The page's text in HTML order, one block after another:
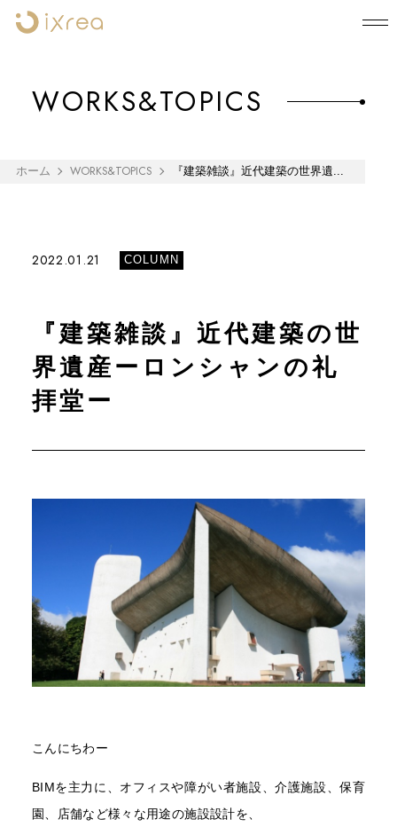
WORKS&TOPICS
ホーム WORKS&TOPICS 『建築雑談』近代建築の世界遺...
2022.01.21 COLUMN
『建築雑談』近代建築の世
界遺産ーロンシャンの礼
拝堂ー
こんにちわー
BIMを主力に、オフィスや障がい者施設、介護施設、保育
園、店舗など様々な用途の施設設計を、